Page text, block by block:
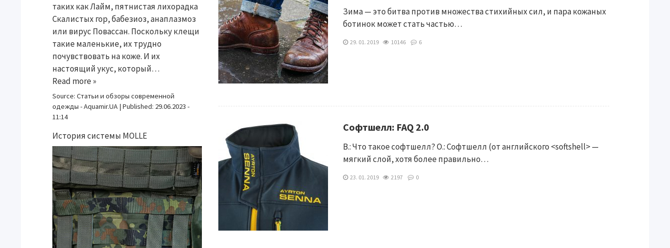
Зима — это битва против множества стихийных сил, и пара кожаных
ботинок может стать частью…
29. 01. 2019 10146 6
Софтшелл: FAQ 2.0
В.: Что такое софтшелл? О.: Софтшелл (от английского <softshell> —
мягкий слой, хотя более правильно…
23. 01. 2019 2197 0
таких как Лайм, пятнистая лихорадка
Скалистых гор, бабезиоз, анаплазмоз
или вирус Повассан. Поскольку клещи
такие маленькие, их трудно
почувствовать на коже. И их
настоящий укус, который…
Read more »
Source: Статьи и обзоры современной
одежды - Aquamir.UA | Published: 29.06.2023 -
11:14
История системы MOLLE